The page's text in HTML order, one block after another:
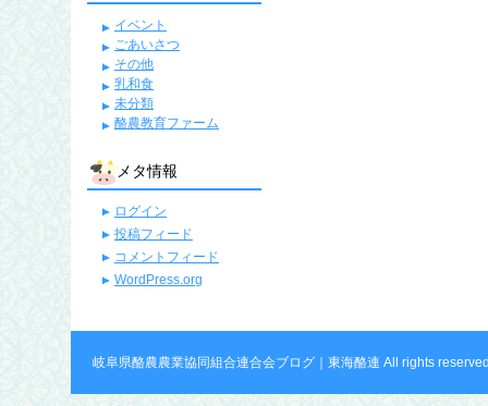
イベント
ごあいさつ
その他
乳和食
未分類
酪農教育ファーム
メタ情報
ログイン
投稿フィード
コメントフィード
WordPress.org
岐阜県酪農農業協同組合連合会ブログ｜東海酪連 All rights